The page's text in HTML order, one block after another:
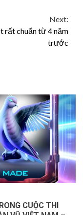
Next:
rất chuẩn từ 4 năm
trước
CUỘC THI